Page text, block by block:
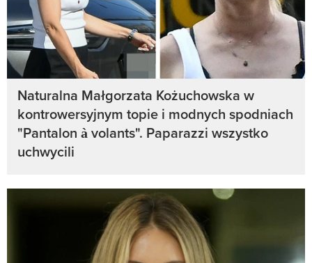
Naturalna Małgorzata Kożuchowska w
kontrowersyjnym topie i modnych spodniach
"Pantalon à volants". Paparazzi wszystko
uchwycili